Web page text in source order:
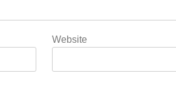
Website